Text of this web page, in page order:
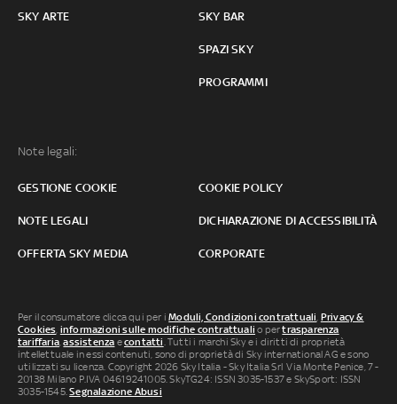
SKY ARTE SKY BAR
SPAZI SKY
PROGRAMMI
Note legali:
GESTIONE COOKIE COOKIE POLICY
NOTE LEGALI DICHIARAZIONE DI ACCESSIBILITÀ
OFFERTA SKY MEDIA CORPORATE
Per il consumatore clicca qui per iModuli, Condizioni contrattuali, Privacy &
Cookies, informazioni sulle modifiche contrattuali o pertrasparenza
tariffaria,assistenza econtatti. Tutti i marchi Sky e i diritti di proprietà
intellettuale in essi contenuti, sono di proprietà di Sky international AG e sono
utilizzati su licenza. Copyright 2026 Sky Italia - Sky Italia Srl Via Monte Penice, 7 -
20138 Milano P.IVA 04619241005. SkyTG24: ISSN 3035-1537 e SkySport: ISSN
3035-1545.Segnalazione Abusi